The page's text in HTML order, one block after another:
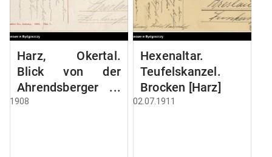
Harz, Okertal.
Blick von der
Ahrendsberger
Klippe
1908
Hexenaltar.
Teufelskanzel.
Brocken [Harz]
02.07.1911